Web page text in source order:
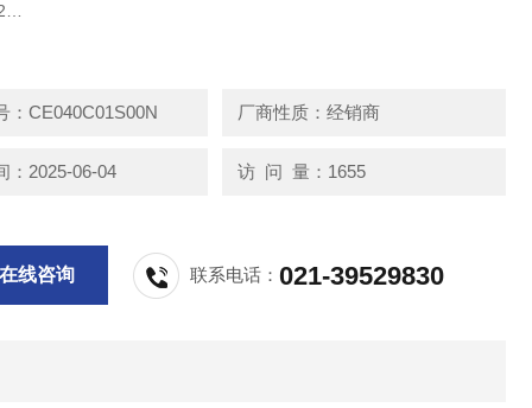
：CE040C01S00N 厂商性质：经销商
：2025-06-04 访 问 量：1655
线咨询 联系电话：021-39529830